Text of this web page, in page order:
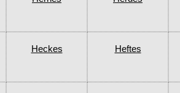
Heckes Heftes